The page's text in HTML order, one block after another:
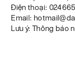
Điện thoại:
Email:
Lưu ý: Thông báo